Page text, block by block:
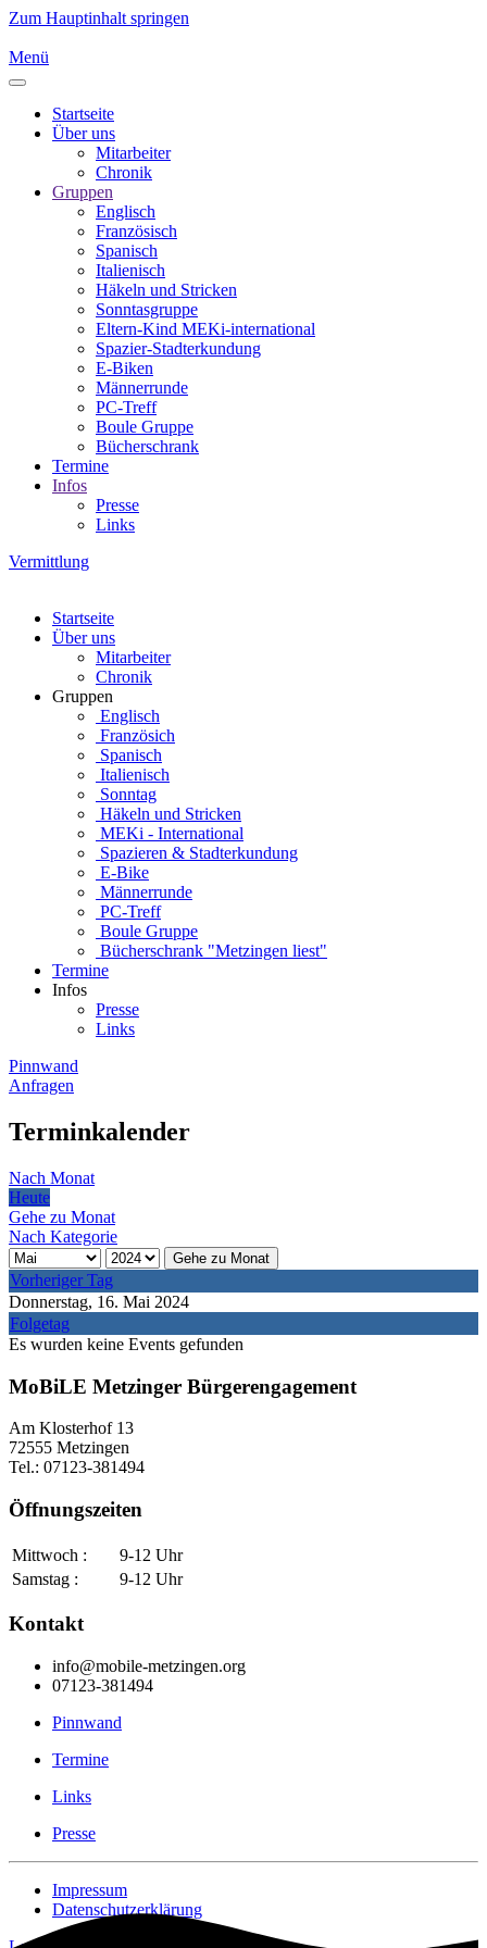
Zum Hauptinhalt springen
Menü
Startseite
Über uns
Mitarbeiter
Chronik
Gruppen
Englisch
Französisch
Spanisch
Italienisch
Häkeln und Stricken
Sonntasgruppe
Eltern-Kind MEKi-international
Spazier-Stadterkundung
E-Biken
Männerrunde
PC-Treff
Boule Gruppe
Bücherschrank
Termine
Infos
Presse
Links
Vermittlung
Startseite
Über uns
Mitarbeiter
Chronik
Gruppen
Englisch
Französich
Spanisch
Italienisch
Sonntag
Häkeln und Stricken
MEKi - International
Spazieren & Stadterkundung
E-Bike
Männerrunde
PC-Treff
Boule Gruppe
Bücherschrank "Metzingen liest"
Termine
Infos
Presse
Links
Pinnwand
Anfragen
Terminkalender
Nach Monat
Heute
Gehe zu Monat
Nach Kategorie
Gehe zu Monat
Vorheriger Tag
Donnerstag, 16. Mai 2024
Folgetag
Es wurden keine Events gefunden
MoBiLE Metzinger Bürgerengagement
Am Klosterhof 13
72555 Metzingen
Tel.: 07123-381494
Öffnungszeiten
Mittwoch :
9-12 Uhr
Samstag :
9-12 Uhr
Kontakt
info@mobile-metzingen.org
07123-381494
Pinnwand
Termine
Links
Presse
Impressum
Datenschutzerklärung